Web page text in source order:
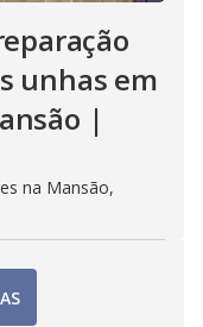
unhas em
|
na Mansão,